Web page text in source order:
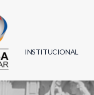
INSTITUCIONAL